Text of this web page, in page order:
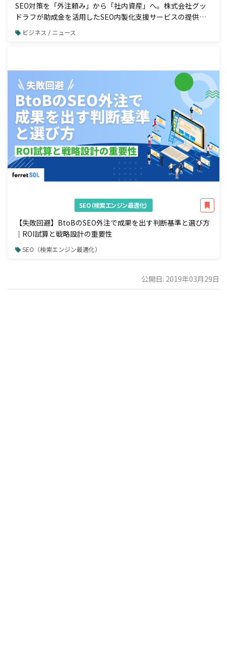
SEO対策を「外注頼み」から「社内資産」へ。株式会社グッ
ドラフが助成金を活用したSEO内製化支援サービスの提供を
開始ビジネス / ニュース
SEO（検索エンジン最適化）
【失敗回避】BtoBのSEO外注で成果を出す判断基準と選び方
｜ROI試算と戦略設計の重要性
SEO（検索エンジン最適化）
公開日: 2019年03月29日